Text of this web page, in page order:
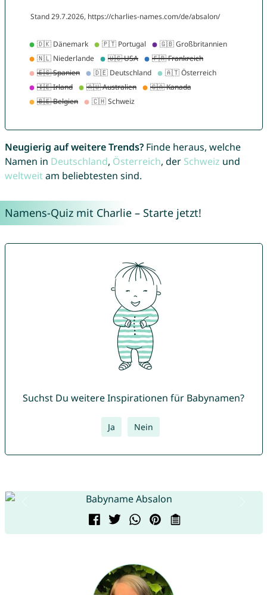
Neugierig auf weitere Trends?Finde heraus, welche
Namen in Deutschland, Österreich, der Schweiz und
weltweitam beliebtesten sind.
Namens-Quiz mit Charlie – Starte jetzt!
Suchst Du weitere Inspirationen für Babynamen?
Ja Nein